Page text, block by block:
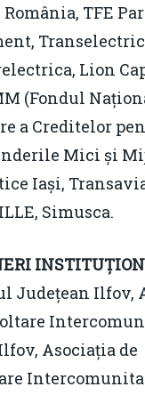
TFE
Lion
(Fondul
a Creditelor
Mici și
Iași,
Simusca.
Județean Ilfov,
Asociația de